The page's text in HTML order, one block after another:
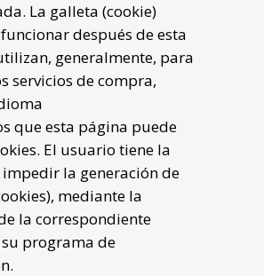
La galleta (cookie)
después de esta
generalmente, para
servicios de compra,
que esta página puede
El usuario tiene la
la generación de
mediante la
la correspondiente
programa de